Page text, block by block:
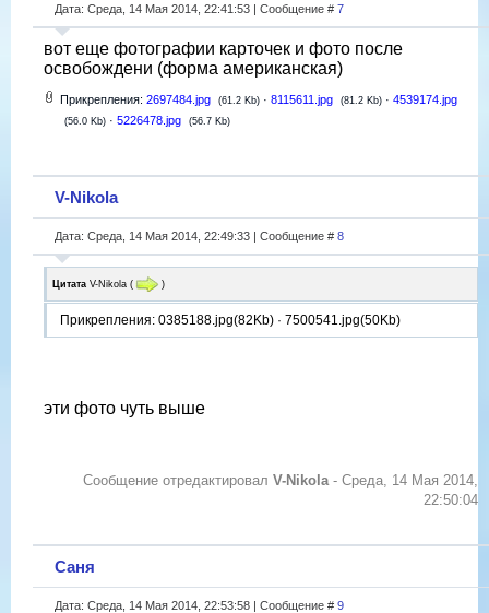
Дата: Среда, 14 Мая 2014, 22:41:53 | Сообщение # 7
вот еще фотографии карточек и фото после
освобождени (форма американская)
Прикрепления: 2697484.jpg (61.2 Kb) · 8115611.jpg (81.2 Kb) · 4539174.jpg
(56.0 Kb) · 5226478.jpg (56.7 Kb)
V-Nikola
Дата: Среда, 14 Мая 2014, 22:49:33 | Сообщение # 8
Цитата V-Nikola ( )
Прикрепления: 0385188.jpg(82Kb) · 7500541.jpg(50Kb)
эти фото чуть выше
Сообщение отредактировал V-Nikola- Среда, 14 Мая 2014,
22:50:04
Саня
Дата: Среда, 14 Мая 2014, 22:53:58 | Сообщение # 9